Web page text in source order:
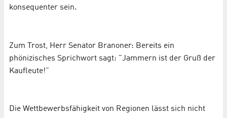
konsequenter sein.
Zum Trost, Herr Senator Branoner: Bereits ein
phönizisches Sprichwort sagt: "Jammern ist der Gruß der
Kaufleute!"
Die Wettbewerbsfähigkeit von Regionen lässt sich nicht